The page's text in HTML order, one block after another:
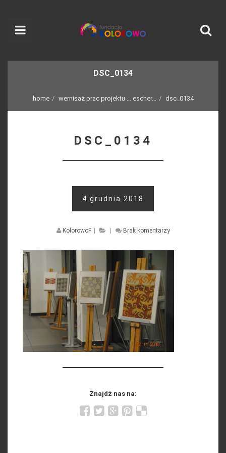
DSC_0134
home wernisaż prac projektu ... escher... dsc_0134
DSC_0134
4 grudnia 2018
KolorowoF Brak komentarzy
Znajdź nas na: